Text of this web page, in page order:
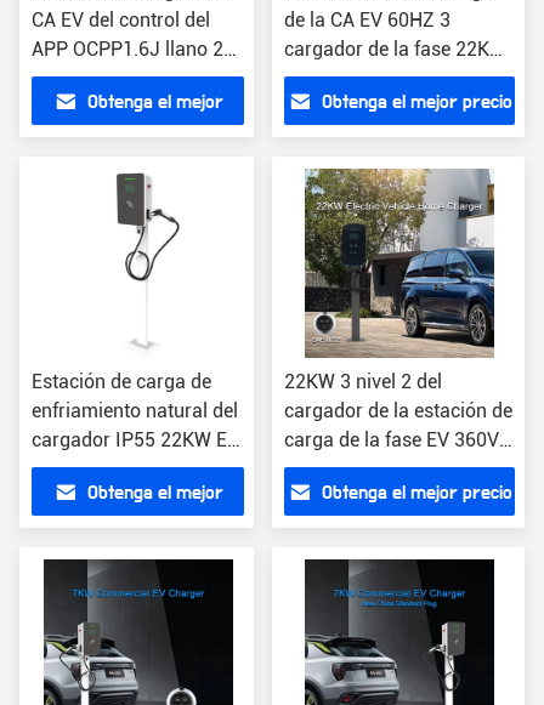
CA EV del control del
APP OCPP1.6J llano 2
J1772 tipo cargador del
hogar
Obtenga el mejor
de la CA EV 60HZ 3
cargador de la fase 22KW
EV
Obtenga el mejor precio
Estación de carga de
enfriamiento natural del
cargador IP55 22KW EV
de la CA Wallbox
Obtenga el mejor
22KW 3 nivel 2 del
cargador de la estación de
carga de la fase EV 360V
32 amperio EV
Obtenga el mejor precio